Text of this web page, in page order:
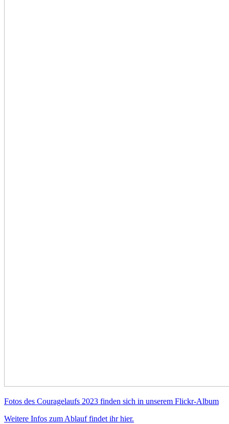
Fotos des Couragelaufs 2023 finden sich in unserem Flickr-Album
Weitere Infos zum Ablauffindet ihr hier.